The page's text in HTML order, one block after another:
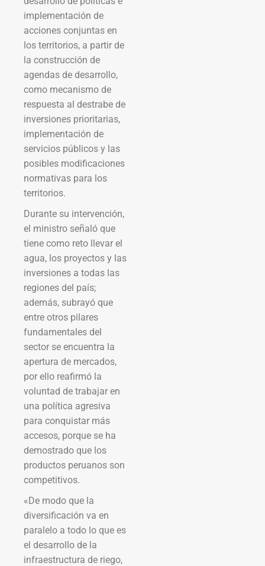
implementación de
acciones conjuntas en
los territorios, a partir de
la construcción de
agendas de desarrollo,
como mecanismo de
respuesta al destrabe de
inversiones prioritarias,
implementación de
servicios públicos y las
posibles modificaciones
normativas para los
territorios.
Durante su intervención,
el ministro señaló que
tiene como reto llevar el
agua, los proyectos y las
inversiones a todas las
regiones del país;
además, subrayó que
entre otros pilares
fundamentales del
sector se encuentra la
apertura de mercados,
por ello reafirmó la
voluntad de trabajar en
una política agresiva
para conquistar más
accesos, porque se ha
demostrado que los
productos peruanos son
competitivos.
«De modo que la
diversificación va en
paralelo a todo lo que es
el desarrollo de la
infraestructura de riego,